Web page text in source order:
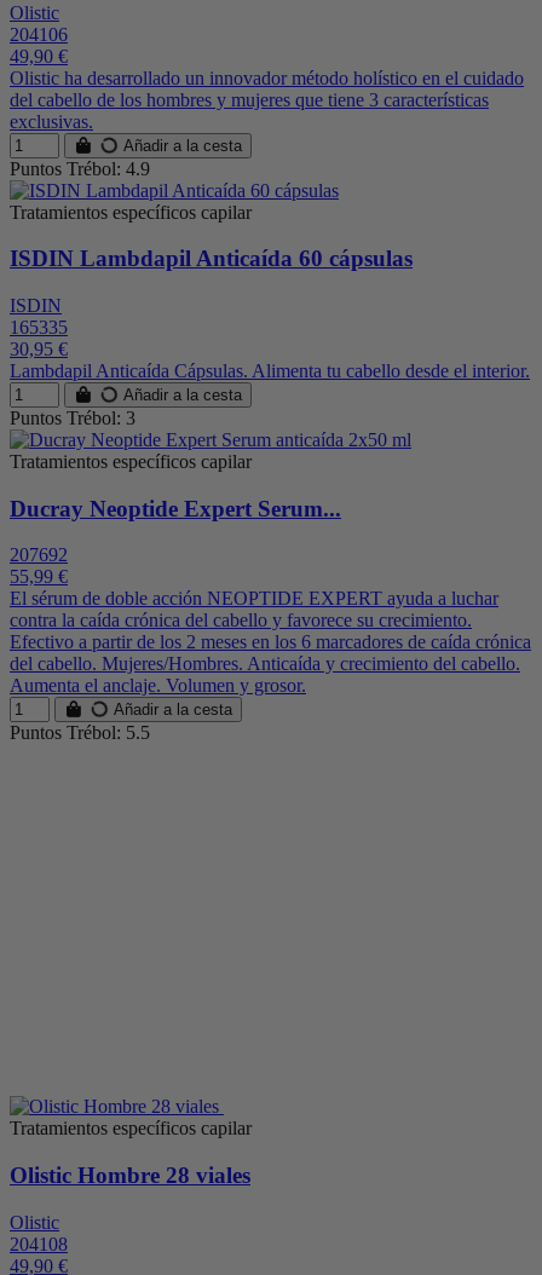
Olistic
204106
49,90 €
Olistic ha desarrollado un innovador método holístico en el cuidado
del cabello de los hombres y mujeres que tiene 3 características
exclusivas.
Añadir a la cesta
Puntos Trébol: 4.9
Tratamientos específicos capilar
ISDIN Lambdapil Anticaída 60 cápsulas
ISDIN
165335
30,95 €
Lambdapil Anticaída Cápsulas. Alimenta tu cabello desde el interior.
Añadir a la cesta
Puntos Trébol: 3
Tratamientos específicos capilar
Ducray Neoptide Expert Serum...
207692
55,99 €
El sérum de doble acción NEOPTIDE EXPERT ayuda a luchar
contra la caída crónica del cabello y favorece su crecimiento.
Efectivo a partir de los 2 meses en los 6 marcadores de caída crónica
del cabello. Mujeres/Hombres. Anticaída y crecimiento del cabello.
Aumenta el anclaje. Volumen y grosor.
Añadir a la cesta
Puntos Trébol: 5.5
Tratamientos específicos capilar
Olistic Hombre 28 viales
Olistic
204108
49,90 €